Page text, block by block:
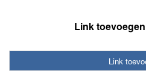
Link toevoegen
Link